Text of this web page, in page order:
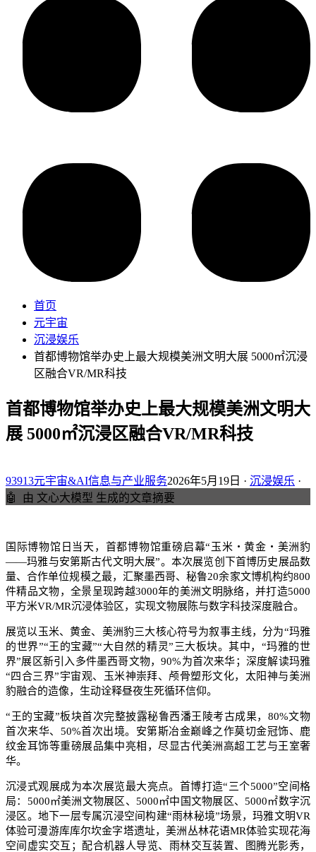
首页
元宇宙
沉浸娱乐
首都博物馆举办史上最大规模美洲文明大展 5000㎡沉浸
区融合VR/MR科技
首都博物馆举办史上最大规模美洲文明大
展 5000㎡沉浸区融合VR/MR科技
93913元宇宙&AI信息与产业服务2026年5月19日 · 沉浸娱乐 ·
🤖
由 文心大模型 生成的文章摘要
国际博物馆日当天，首都博物馆重磅启幕“玉米・黄金・美洲豹
——玛雅与安第斯古代文明大展”。本次展览创下首博历史展品数
量、合作单位规模之最，汇聚墨西哥、秘鲁20余家文博机构约800
件精品文物，全景呈现跨越3000年的美洲文明脉络，并打造5000
平方米VR/MR沉浸体验区，实现文物展陈与数字科技深度融合。
展览以玉米、黄金、美洲豹三大核心符号为叙事主线，分为“玛雅
的世界”“王的宝藏”“大自然的精灵”三大板块。其中，“玛雅的世
界”展区新引入多件墨西哥文物，90%为首次来华；深度解读玛雅
“四合三界”宇宙观、玉米神崇拜、颅骨塑形文化，太阳神与美洲
豹融合的造像，生动诠释昼夜生死循环信仰。
“王的宝藏”板块首次完整披露秘鲁西潘王陵考古成果，80%文物
首次来华、50%首次出境。安第斯冶金巅峰之作莫切金冠饰、鹿
纹金耳饰等重磅展品集中亮相，尽显古代美洲高超工艺与王室奢
华。
沉浸式观展成为本次展览最大亮点。首博打造“三个5000”空间格
局：5000㎡美洲文物展区、5000㎡中国文物展区、5000㎡数字沉
浸区。地下一层专属沉浸空间构建“雨林秘境”场景，玛雅文明VR
体验可漫游库库尔坎金字塔遗址，美洲丛林花语MR体验实现花海
空间虚实交互；配合机器人导览、雨林交互装置、图腾光影秀，